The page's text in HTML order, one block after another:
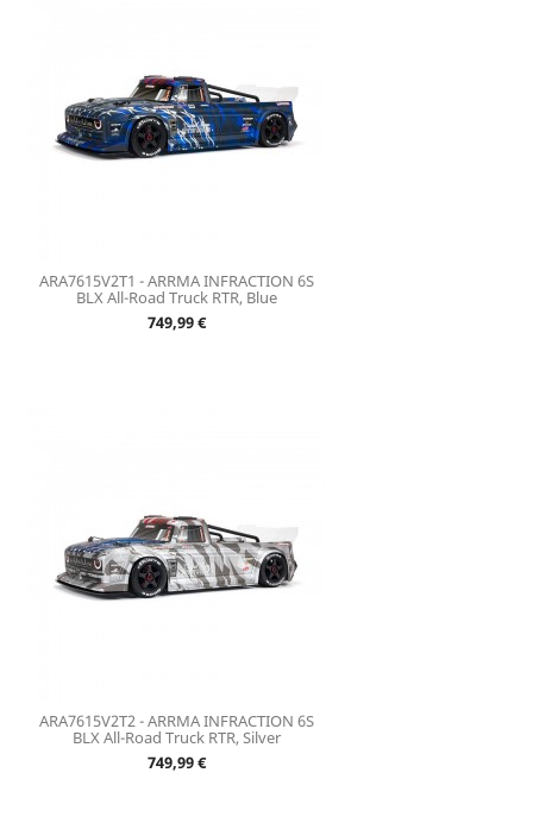
ARA7615V2T1 - ARRMA INFRACTION 6S
BLX All-Road Truck RTR, Blue
Prix
749,99 €
ARA7615V2T2 - ARRMA INFRACTION 6S
BLX All-Road Truck RTR, Silver
Prix
749,99 €